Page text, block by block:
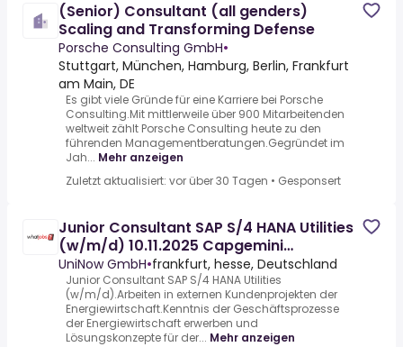
(Senior) Consultant (all genders)
Scaling and Transforming Defense
Porsche Consulting GmbH•
Stuttgart, München, Hamburg, Berlin, Frankfurt
am Main, DE
Es gibt viele Gründe für eine Karriere bei Porsche
Consulting.Mit mittlerweile über 900 Mitarbeitenden
weltweit zählt Porsche Consulting heute zu den
führenden Managementberatungen.Gegründet im
Jah... Mehr anzeigen
Zuletzt aktualisiert: vor über 30 Tagen • Gesponsert
Junior Consultant SAP S/4 HANA Utilities
(w/m/d) 10.11.2025 Capgemini
Deutschland GmbH Frankfur[...]
UniNow GmbH•frankfurt, hesse, Deutschland
Junior Consultant SAP S/4 HANA Utilities
(w/m/d).Arbeiten in externen Kundenprojekten der
Energiewirtschaft.Kenntnis der Geschäftsprozesse
der Energiewirtschaft erwerben und
Lösungskonzepte für der... Mehr anzeigen